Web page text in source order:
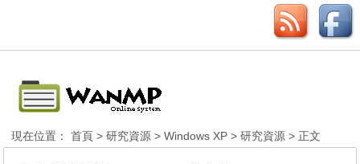
現在位置：首頁 >研究資源 >Windows XP >研究資源 > 正文